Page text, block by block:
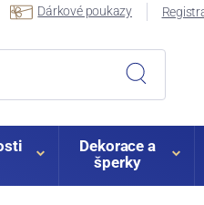
Dárkové poukazy
Dekorace a
šperky